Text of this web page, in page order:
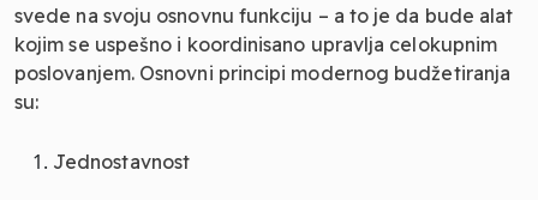
svede na svoju osnovnu funkciju – a to je da bude alat
kojim se uspešno i koordinisano upravlja celokupnim
poslovanjem. Osnovni principi modernog budžetiranja
su:
Jednostavnost